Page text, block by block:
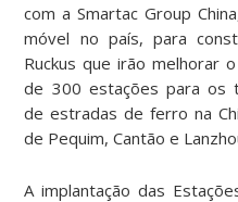
com a Smartac Group
móvel no país, para
Ruckus que irão melhorar
de 300 estações para os
de estradas de ferro na
de Pequim, Cantão e
A implantação das